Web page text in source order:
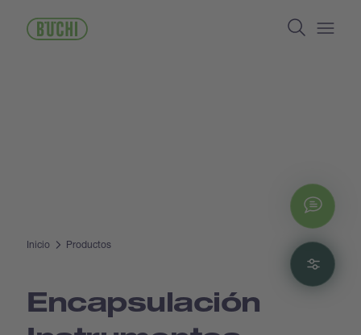
contenido
Search
Inicio Productos
Encapsulación